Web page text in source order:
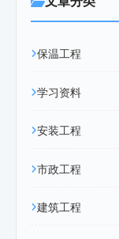
保温工程
学习资料
安装工程
市政工程
建筑工程